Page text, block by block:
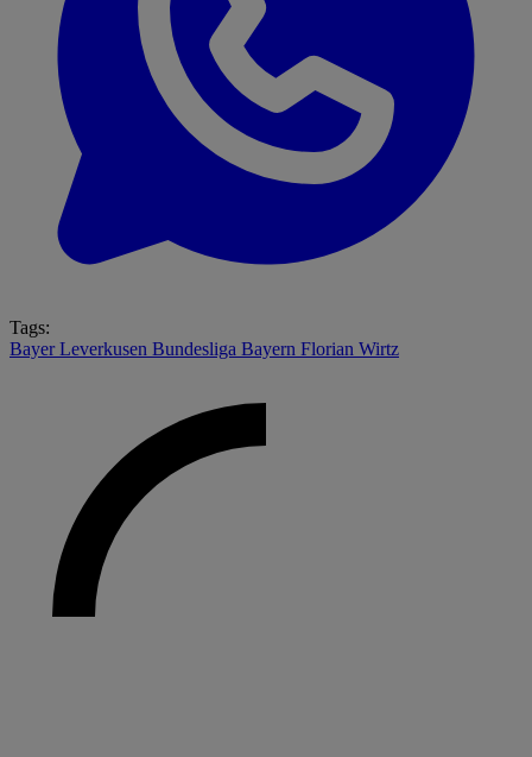
Tags:
Bayer Leverkusen Bundesliga Bayern Florian Wirtz